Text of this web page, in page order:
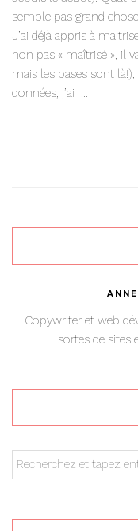
semble pas grand
J’ai déjà appris à
non pas « maîtrisé », il
mais les bases sont
données, j’ai ...
Copywriter et web
sortes de sites